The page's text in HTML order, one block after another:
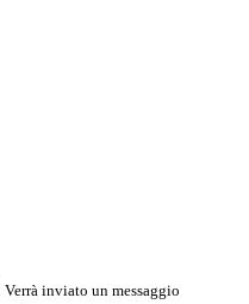
Verrà inviato un messaggio